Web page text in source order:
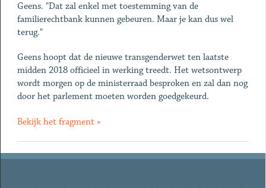
Geens. "Dat zal enkel met toestemming van de
familierechtbank kunnen gebeuren. Maar je kan dus wel
terug."
Geens hoopt dat de nieuwe transgenderwet ten laatste
midden 2018 officieel in werking treedt. Het wetsontwerp
wordt morgen op de ministerraad besproken en zal dan nog
door het parlement moeten worden goedgekeurd.
Bekijk het fragment »